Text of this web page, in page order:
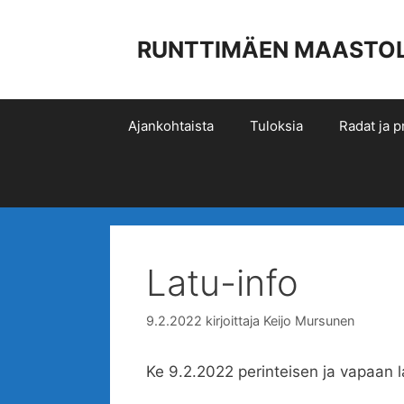
RUNTTIMÄEN
Ajankohtaista Tuloksia Radat ja
Latu-info
9.2.2022 kirjoittaja Keijo Mursunen
Ke 9.2.2022 perinteisen ja